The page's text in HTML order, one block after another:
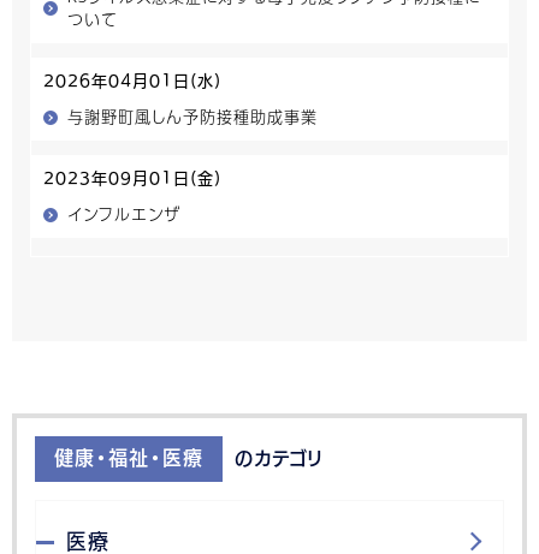
ついて
2026年04月01日(水)
与謝野町風しん予防接種助成事業
2023年09月01日(金)
インフルエンザ
健康・福祉・医療 のカテゴリ
医療